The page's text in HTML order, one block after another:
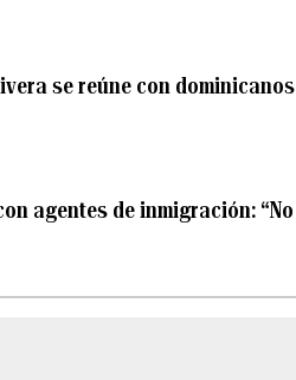
se reúne con dominicanos
agentes de inmigración: “No